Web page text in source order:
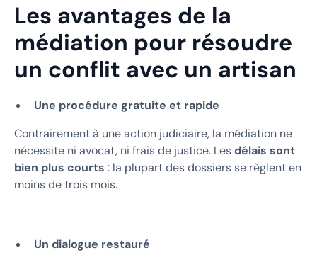
Les avantages de la
médiation pour résoudre
un conflit avec un artisan
Une procédure gratuite et rapide
Contrairement à une action judiciaire, la médiation ne
nécessite ni avocat, ni frais de justice. Lesdélais sont
bien plus courts : la plupart des dossiers se règlent en
moins de trois mois.
Un dialogue restauré